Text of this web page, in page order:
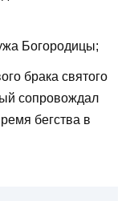
Богородицы;
брака святого
сопровождал
бегства в